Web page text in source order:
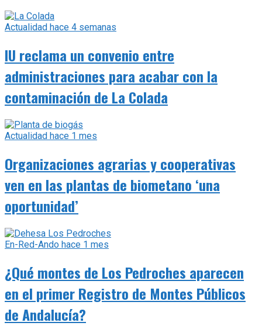
Actualidad hace 4 semanas
IU reclama un convenio entre
administraciones para acabar con la
contaminación de La Colada
Actualidad hace 1 mes
Organizaciones agrarias y cooperativas
ven en las plantas de biometano ‘una
oportunidad’
En-Red-Ando hace 1 mes
¿Qué montes de Los Pedroches aparecen
en el primer Registro de Montes Públicos
de Andalucía?